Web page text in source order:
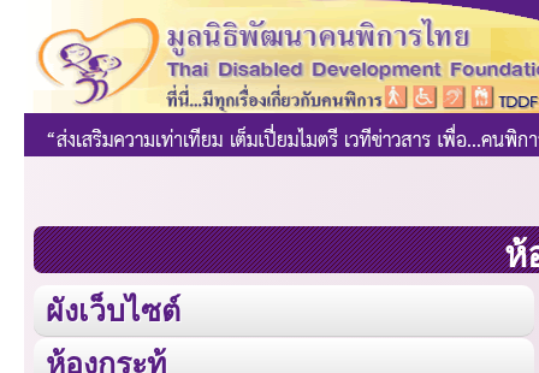
ห้
ผังเว็บไซต์
ห้องกระทู้